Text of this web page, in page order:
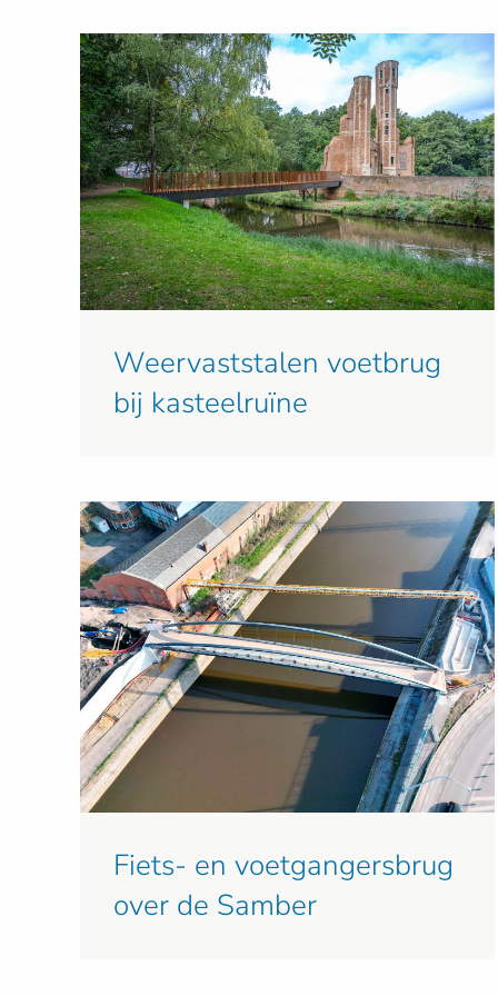
Weervaststalen voetbrug
bij kasteelruïne
Fiets- en voetgangersbrug
over de Samber